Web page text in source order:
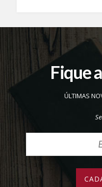
Fique
ÚLTIMAS